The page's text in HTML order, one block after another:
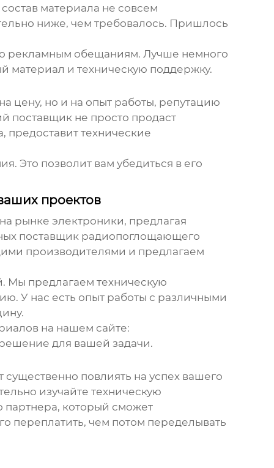
материала не совсем
ниже, чем требовалось. Пришлось
рекламным обещаниям. Лучше немного
материал и техническую поддержку.
цену, но и на опыт работы, репутацию
поставщик не просто продаст
предоставит технические
Это позволит вам убедиться в его
проектов
рынке электроники, предлагая
поставщик радиопоглощающего
производителями и предлагаем
Мы предлагаем техническую
У нас есть опыт работы с различными
на нашем сайте:
для вашей задачи.
повлиять на успех вашего
изучайте техническую
партнера, который сможет
переплатить, чем потом переделывать